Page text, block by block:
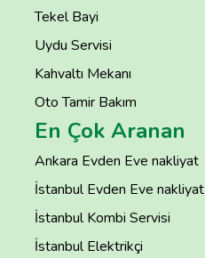
Tekel Bayi
Uydu Servisi
Kahvaltı Mekanı
Oto Tamir Bakım
En Çok Aranan
Ankara Evden Eve nakliyat
İstanbul Evden Eve nakliyat
İstanbul Kombi Servisi
İstanbul Elektrikçi